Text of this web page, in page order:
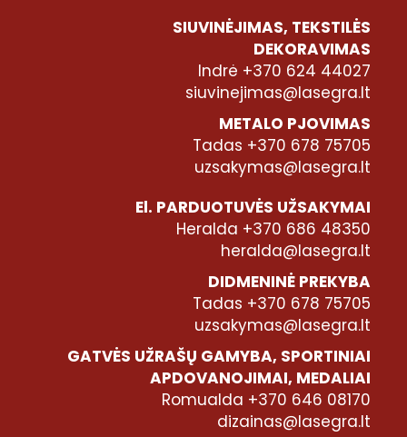
SIUVINĖJIMAS, TEKSTILĖS
DEKORAVIMAS
Indrė +370 624 44027
siuvinejimas@lasegra.lt
METALO PJOVIMAS
Tadas +370 678 75705
uzsakymas@lasegra.lt
El. PARDUOTUVĖS UŽSAKYMAI
Heralda +370 686 48350
heralda@lasegra.lt
DIDMENINĖ PREKYBA
Tadas +370 678 75705
uzsakymas@lasegra.lt
GATVĖS UŽRAŠŲ GAMYBA, SPORTINIAI
APDOVANOJIMAI, MEDALIAI
Romualda +370 646 08170
dizainas@lasegra.lt